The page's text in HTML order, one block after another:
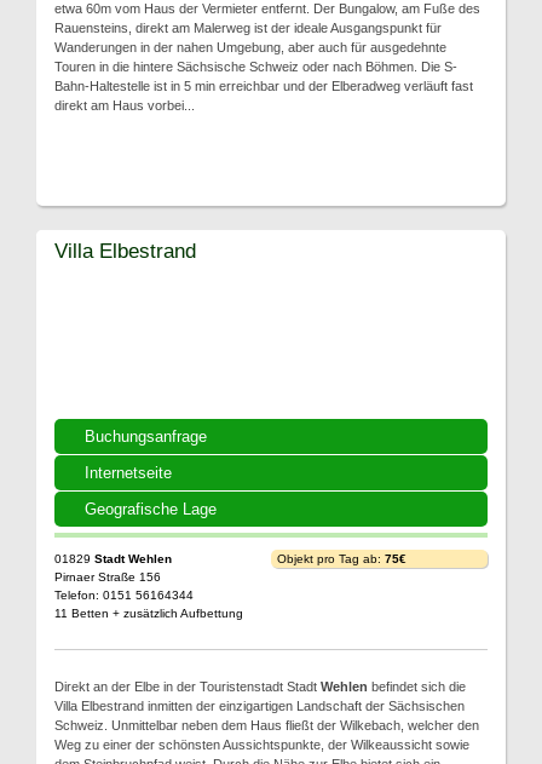
etwa 60m vom Haus der Vermieter entfernt. Der Bungalow, am Fuße des
Rauensteins, direkt am Malerweg ist der ideale Ausgangspunkt für
Wanderungen in der nahen Umgebung, aber auch für ausgedehnte
Touren in die hintere Sächsische Schweiz oder nach Böhmen. Die S-
Bahn-Haltestelle ist in 5 min erreichbar und der Elberadweg verläuft fast
direkt am Haus vorbei...
Buchungsanfrage
Internetseite
Geografische Lage
Villa Elbestrand
01829 Stadt Wehlen
Pirnaer Straße 156
Telefon: 0151 56164344
11 Betten + zusätzlich Aufbettung
Objekt pro Tag ab: 75€
Direkt an der Elbe in der Touristenstadt Stadt Wehlen befindet sich die
Villa Elbestrand inmitten der einzigartigen Landschaft der Sächsischen
Schweiz. Unmittelbar neben dem Haus fließt der Wilkebach, welcher den
Weg zu einer der schönsten Aussichtspunkte, der Wilkeaussicht sowie